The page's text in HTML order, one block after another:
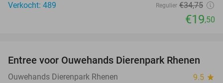
Verkocht: 489
Regulier €34,75
€19,50
19%
Entree voor Ouwehands Dierenpark Rhenen
Ouwehands Dierenpark Rhenen 9.5 star